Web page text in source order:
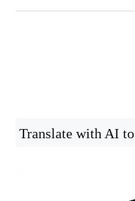
Translate with AI to